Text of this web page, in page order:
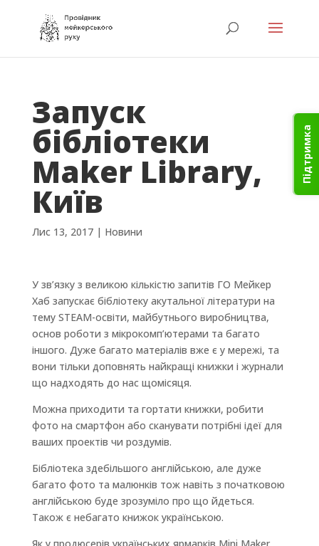
Підтримка
Запуск
бібліотеки
Maker Library,
Київ
Лис 13, 2017| Новини
У зв’язку з великою кількістю запитів ГО Мейкер
Хаб запускає бібліотеку акутальної літератури на
тему STEAM-освіти, майбутнього виробництва,
основ роботи з мікрокомп’ютерами та багато
іншого. Дуже багато матеріалів вже є у мережі, та
вони тільки доповнять найкращі книжки і журнали
що надходять до нас щомісяця.
Можна приходити та гортати книжки, робити
фото на смартфон або сканувати потрібні ідеї для
ваших проектів чи роздумів.
Бібліотека здебільшого англійською, але дуже
багато фото та малюнків тож навіть з початковою
англійською буде зрозуміло про що йдеться.
Також є небагато книжок українською.